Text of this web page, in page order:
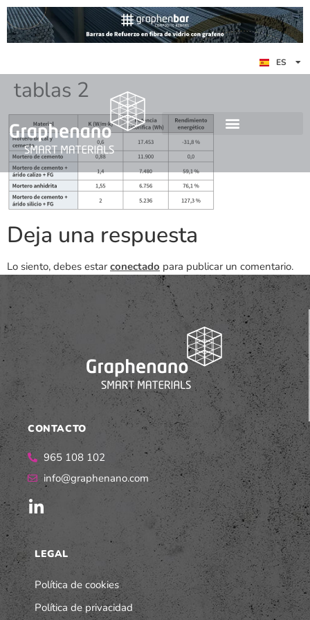
ES
EN
DE
tablas 2
Deja una respuesta
Lo siento, debes estar conectado para publicar un comentario.
CONTACTO
965 108 102
info@graphenano.com
LEGAL
Política de cookies
Política de privacidad